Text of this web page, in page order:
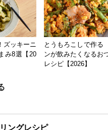
ズッキーニ
み8選【20
とうもろこしで作る
ンが飲みたくなるお
レシピ【2026】
ングレシピ